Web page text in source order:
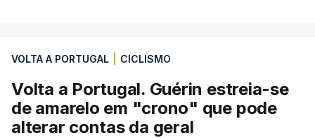
VOLTA A PORTUGAL CICLISMO
Volta a Portugal. Guérin estreia-se
de amarelo em "crono" que pode
alterar contas da geral